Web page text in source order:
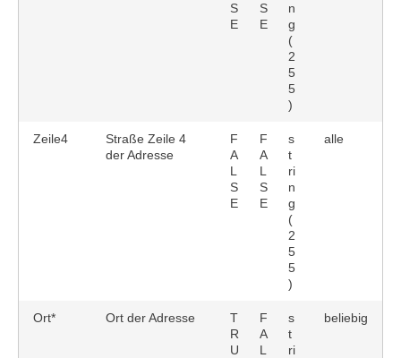
S
E
S
E
n
g
(
2
5
5
)
Zeile4
Straße Zeile 4
der Adresse
F
A
L
S
E
F
A
L
S
E
s
t
ri
n
g
(
2
5
5
)
alle
Ort* Ort der Adresse
T
R
U
F
A
L
s
t
ri
beliebig